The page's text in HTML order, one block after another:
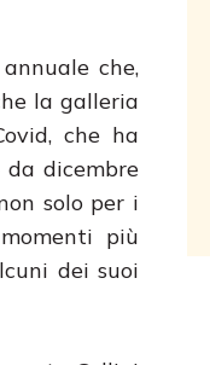
che,
la galleria
che ha
da dicembre
solo per i
più
dei suoi